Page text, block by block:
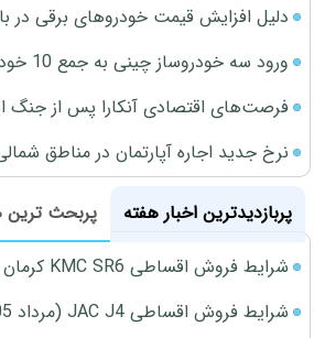
دلیل افزایش قیمت خودروهای برقی در
ورود سه خودروساز چینی به جمع 10 خودروساز برتر جهان
فرصت‌های اقتصادی آنکارا پس از جنگ
نرخ جدید اجاره آپارتمان در مناطق
پربازدیدترین اخبار هفته
پربحث ترین
شرایط فروش اقساطی KMC SR6 کرمان موتور اعلام شد
شرایط فروش اقساطی JAC J4 (مرداد 1405)